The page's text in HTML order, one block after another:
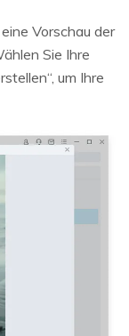
Vorschau der
Sie Ihre
um Ihre